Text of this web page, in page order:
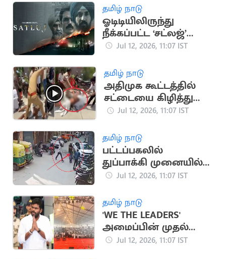
தமிழ் நாடு
ஓடிடியிலிருந்து
நீக்கப்பட்ட ‘சட்லஜ்’
திரைப்படம் சீக்கிய
திரையிடல்
Jul 12, 2026, 11:07 IST
தமிழ் நாடு
அதிமுக கூட்டத்தில்
சட்டையை கிழித்து
மோதல்.. பதறவைக்கும்
Jul 12, 2026, 11:07 IST
தமிழ் நாடு
பட்டப்பகலில்
துப்பாக்கி முனையில்
ரூ.17 லட்சம் வழிப்பறி
Jul 12, 2026, 11:07 IST
தமிழ் நாடு
'WE THE LEADERS'
அமைப்பின் முதல்
மாநாடு தொடங்கியது
Jul 12, 2026, 11:07 IST